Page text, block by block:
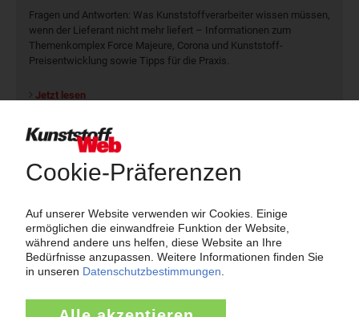
Fragen und Antworten: Was Kunst­stoff­verarbeiter wissen müssen,
wenn der Lieferant nicht mehr liefert – Informationen zum
Themenkomplex Force Majeure, Corona und Kunststoff-
Preisentwicklung sowie Tipps für die Praxis.
Jetzt lesen
Newsletter
Kunststoffbranche – jeden Tag brandaktuell!